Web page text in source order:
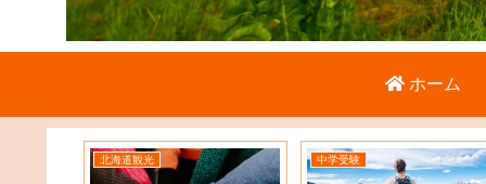
ホーム
北海道観光 中学受験